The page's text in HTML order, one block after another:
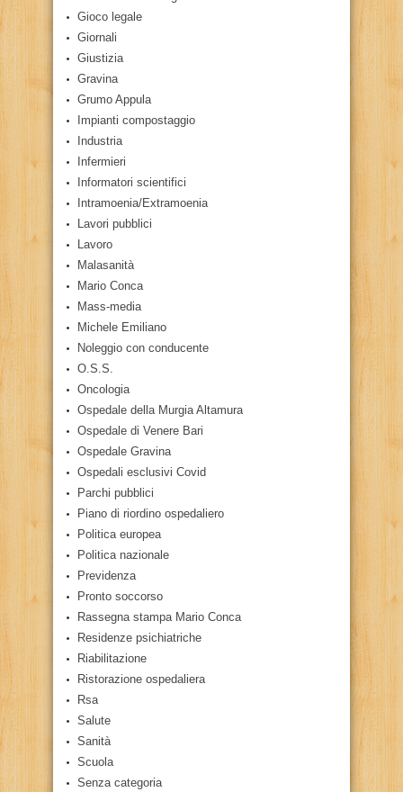
Gioco legale
Giornali
Giustizia
Gravina
Grumo Appula
Impianti compostaggio
Industria
Infermieri
Informatori scientifici
Intramoenia/Extramoenia
Lavori pubblici
Lavoro
Malasanità
Mario Conca
Mass-media
Michele Emiliano
Noleggio con conducente
O.S.S.
Oncologia
Ospedale della Murgia Altamura
Ospedale di Venere Bari
Ospedale Gravina
Ospedali esclusivi Covid
Parchi pubblici
Piano di riordino ospedaliero
Politica europea
Politica nazionale
Previdenza
Pronto soccorso
Rassegna stampa Mario Conca
Residenze psichiatriche
Riabilitazione
Ristorazione ospedaliera
Rsa
Salute
Sanità
Scuola
Senza categoria